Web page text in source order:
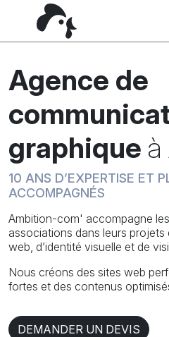
Agence de
graphique
10 ANS D’EXPERTISE ET
ACCOMPAGNÉS
Ambition-com' accompagne
associations dans leurs
web, d’identité visuelle et de
Nous créons des sites web
fortes et des contenus
DEMANDER UN DEVIS